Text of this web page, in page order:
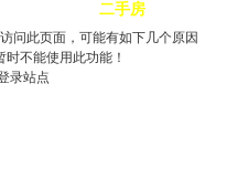
二手房
问此页面，可能有如下几个原因
不能使用此功能！
录站点